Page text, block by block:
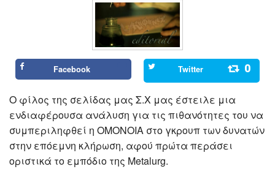
Facebook Twitter 0
Ο φίλος της σελίδας μας Σ.Χ μας έστειλε μια
ενδιαφέρουσα ανάλυση για τις πιθανότητες του να
συμπεριληφθεί η ΟΜΟΝΟΙΑ στο γκρουπ των δυνατών
στην επόεμνη κλήρωση, αφού πρώτα περάσει
οριστικά το εμπόδιο της Metalurg.